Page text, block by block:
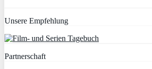
Unsere Empfehlung
Partnerschaft